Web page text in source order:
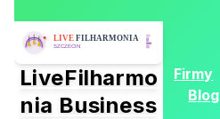
LiveFilharmo
nia Business
Firmy
Blog